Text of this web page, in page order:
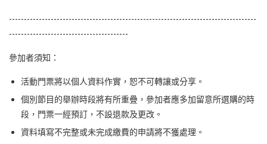
-----------------------------------------------------------------------------------
----------------------------------------
參加者須知：
活動門票將以個人資料作實，恕不可轉讓或分享。
個別節目的舉辦時段將有所重疊，參加者應多加留意所選購的時
段，門票一經預訂，不設退款及更改。
資料填寫不完整或未完成繳費的申請將不獲處理。